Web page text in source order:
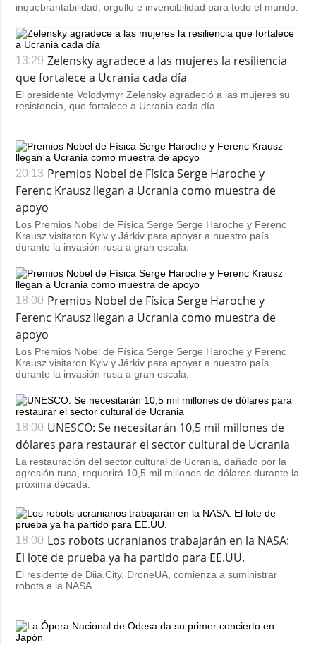
inquebrantabilidad, orgullo e invencibilidad para todo el mundo.
13:29 Zelensky agradece a las mujeres la resiliencia
que fortalece a Ucrania cada día
El presidente Volodymyr Zelensky agradeció a las mujeres su
resistencia, que fortalece a Ucrania cada día.
20:13 Premios Nobel de Física Serge Haroche y
Ferenc Krausz llegan a Ucrania como muestra de
apoyo
Los Premios Nobel de Física Serge Serge Haroche y Ferenc
Krausz visitaron Kyiv y Járkiv para apoyar a nuestro país
durante la invasión rusa a gran escala.
18:00 Premios Nobel de Física Serge Haroche y
Ferenc Krausz llegan a Ucrania como muestra de
apoyo
Los Premios Nobel de Física Serge Serge Haroche y Ferenc
Krausz visitaron Kyiv y Járkiv para apoyar a nuestro país
durante la invasión rusa a gran escala.
18:00 UNESCO: Se necesitarán 10,5 mil millones de
dólares para restaurar el sector cultural de Ucrania
La restauración del sector cultural de Ucrania, dañado por la
agresión rusa, requerirá 10,5 mil millones de dólares durante la
próxima década.
18:00 Los robots ucranianos trabajarán en la NASA:
El lote de prueba ya ha partido para EE.UU.
El residente de Diia.City, DroneUA, comienza a suministrar
robots a la NASA.